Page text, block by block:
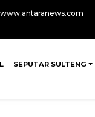
www.antaranews.com
SEPUTAR SULTENG